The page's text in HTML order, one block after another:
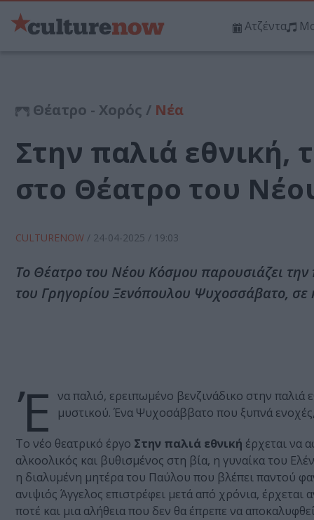
Ατζέντα
Θέατρο - Χορός / Νέα
Στην παλιά εθνική,
στο Θέατρο του
CULTURENOW / 24-04-2025 / 19:03
Το Θέατρο του Νέου Κόσμου παρουσιάζει
του Γρηγορίου Ξενόπουλου Ψυχοσσάβατο, σε
Έ να παλιό, ερειπωμένο βενζινάδικο στην παλιά
μυστικού. Ένα Ψυχοσάββατο που ξυπνά
Το νέο θεατρικό έργο Στην παλιά εθνική έρχεται να
αλκοολικός και βυθισμένος στη βία, η γυναίκα του
η διαλυμένη μητέρα του Παύλου που βλέπει παντού
ανιψιός Άγγελος επιστρέφει μετά από χρόνια,
ποτέ και μια αλήθεια που δεν θα έπρεπε να